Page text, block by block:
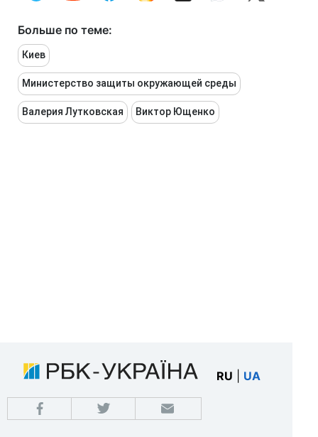
Больше по теме:
Киев
Министерство защиты окружающей среды
Валерия Лутковская Виктор Ющенко
RU UA